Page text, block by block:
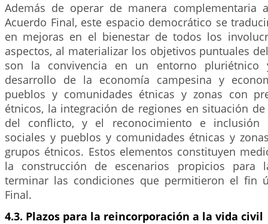
Además de operar de manera complementaria
Acuerdo Final, este espacio democrático se
en mejoras en el bienestar de todos los
aspectos, al materializar los objetivos puntuales
son la convivencia en un entorno pluriétnico
desarrollo de la economía campesina y
pueblos y comunidades étnicas y zonas con
étnicos, la integración de regiones en situación
del conflicto, y el reconocimiento e inclusión
sociales y pueblos y comunidades étnicas y
grupos étnicos. Estos elementos constituyen
la construcción de escenarios propicios para
terminar las condiciones que permitieron el fin
Final.
4.3. Plazos para la reincorporación a la vida civil